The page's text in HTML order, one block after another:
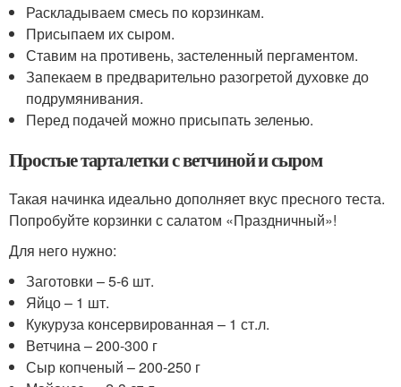
Раскладываем смесь по корзинкам.
Присыпаем их сыром.
Ставим на противень, застеленный пергаментом.
Запекаем в предварительно разогретой духовке до
подрумянивания.
Перед подачей можно присыпать зеленью.
Простые тарталетки с ветчиной и сыром
Такая начинка идеально дополняет вкус пресного теста.
Попробуйте корзинки с салатом «Праздничный»!
Для него нужно:
Заготовки – 5-6 шт.
Яйцо – 1 шт.
Кукуруза консервированная – 1 ст.л.
Ветчина – 200-300 г
Сыр копченый – 200-250 г